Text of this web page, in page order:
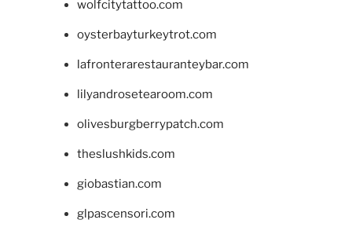
wolfcitytattoo.com
oysterbayturkeytrot.com
lafronterarestauranteybar.com
lilyandrosetearoom.com
olivesburgberrypatch.com
theslushkids.com
giobastian.com
glpascensori.com